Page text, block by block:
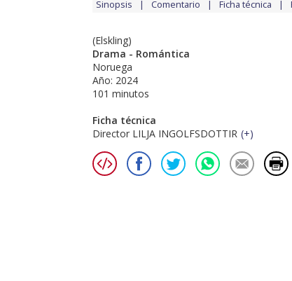
Sinopsis Comentario Ficha técnica
(Elskling)
Drama - Romántica
Noruega
Año: 2024
101 minutos
Ficha técnica
Director LILJA INGOLFSDOTTIR (+)